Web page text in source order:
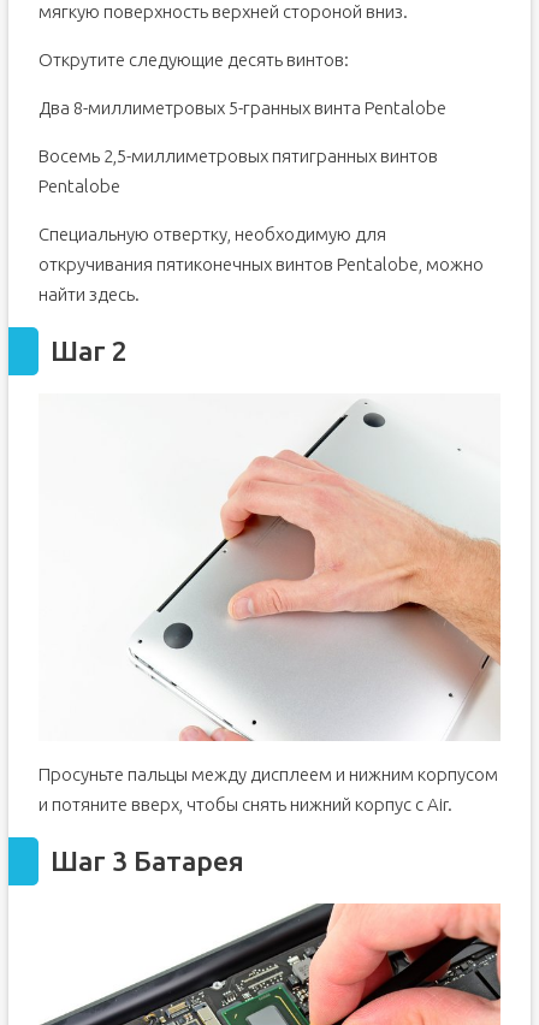
мягкую поверхность верхней стороной вниз.
Открутите следующие десять винтов:
Два 8-миллиметровых 5-гранных винта Pentalobe
Восемь 2,5-миллиметровых пятигранных винтов
Pentalobe
Специальную отвертку, необходимую для
откручивания пятиконечных винтов Pentalobe, можно
найти здесь.
Шаг 2
Просуньте пальцы между дисплеем и нижним корпусом
и потяните вверх, чтобы снять нижний корпус с Air.
Шаг 3 Батарея